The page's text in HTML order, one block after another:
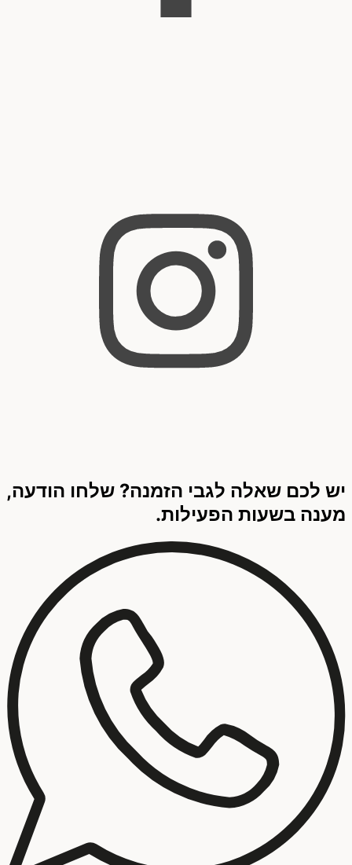
יש לכם שאלה לגבי הזמנה? שלחו הודעה,
מענה בשעות הפעילות.